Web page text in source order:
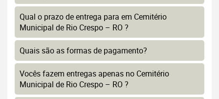
Qual o prazo de entrega para em Cemitério
Municipal de Rio Crespo – RO ?
Quais são as formas de pagamento?
Vocês fazem entregas apenas no Cemitério
Municipal de Rio Crespo – RO ?